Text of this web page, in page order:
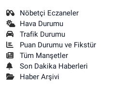
Nöbetçi Eczaneler
Hava Durumu
Trafik Durumu
Puan Durumu ve Fikstür
Tüm Manşetler
Son Dakika Haberleri
Haber Arşivi